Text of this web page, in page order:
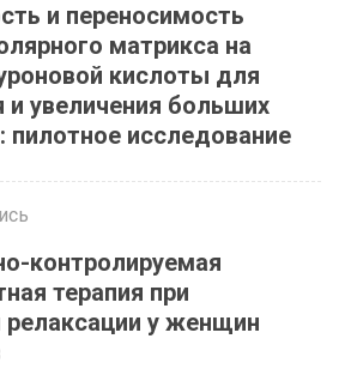
и переносимость
матрикса на
кислоты для
увеличения больших
пилотное исследование
контролируемая
терапия при
релаксации у женщин